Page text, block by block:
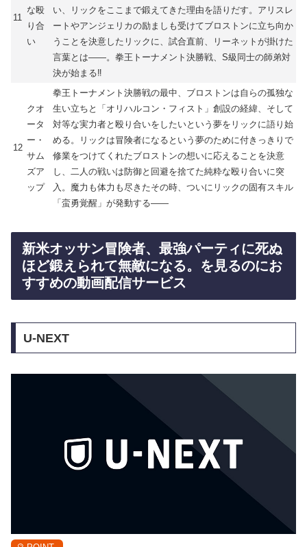
11
な殴
り合
い
い、リックをここまで鍛えてきた理由を語りだす。アリスレ
ートやアンジェリカの励ましも受けてブロストンに立ち向か
うことを決意したリックに、試合直前、リーネットが掛けた
言葉とは――。拳王トーナメント決勝戦、S級同士の師弟対
決が始まる‼
12
クオ
ータ
ー・
サム
ズア
ップ
拳王トーナメント決勝戦の最中、ブロストンは自らの孤独な
生い立ちと「オリハルコン・フィスト」創設の経緯、そして
対等な実力者と殴り合いをしたいという夢をリックに語り始
める。リックは冒険者になるという夢のために付きっきりで
修業をつけてくれたブロストンの想いに応えることを決意
し、二人の戦いは防御と回避を捨てた純粋な殴り合いに突
入。魔力も体力も尽きたその時、ついにリックの固有スキル
「蛮勇覚醒」が発動する――
新米オッサン冒険者、最強パーティに死ぬ
ほど鍛えられて無敵になる。を見るのにお
すすめの動画配信サービス
U-NEXT